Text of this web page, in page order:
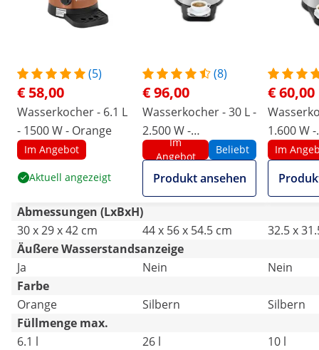
(5)
€ 58,00
Wasserkocher - 6.1 L
- 1500 W - Orange
Im Angebot
Aktuell angezeigt
(8)
€ 96,00
Wasserkocher - 30 L -
2.500 W -
Abtropfschale
Im
Angebot
Beliebt
Produkt ansehen
€ 60,00
1.600 W -
Im
Abmessungen (LxBxH)
30 x 29 x 42 cm
44 x 56 x 54.5 cm
32.5 x
Äußere Wasserstandsanzeige
Ja
Nein
Nein
Farbe
Orange
Silbern
Silbern
Füllmenge max.
6.1 l
26 l
10 l